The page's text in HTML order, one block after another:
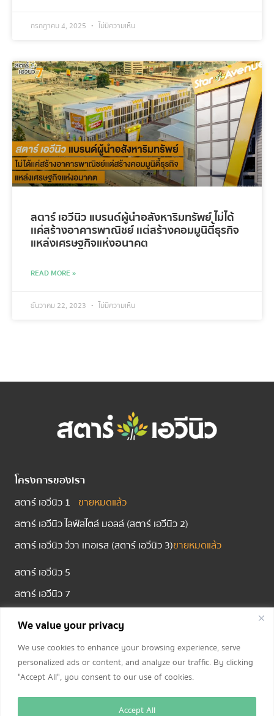
We value your privacy
We use cookies to enhance your browsing experience, serve
personalized ads or content, and analyze our traffic. By clicking
"Accept All", you consent to our use of cookies.
Accept All
กรกฎาคม 4, 2025 ไม่มีความเห็น
สตาร์ เอวีนิว แบรนด์ผู้นำอสังหาริมทรัพย์ ไม่ได้
เเค่สร้างอาคารพาณิชย์ เเต่สร้างคอมมูนิตี้ธุรกิจ
แหล่งเศรษฐกิจแห่งอนาคต
READ MORE »
ธันวาคม 22, 2023 ไม่มีความเห็น
โครงการของเรา
สตาร์ เอวีนิว 1 ขายหมดแล้ว
สตาร์ เอวีนิว ไลฟ์สไตล์ มอลล์ (สตาร์ เอวีนิว 2)
สตาร์ เอวีนิว วีวา เทอเรส (สตาร์ เอวีนิว 3)ขายหมดแล้ว
สตาร์ เอวีนิว 5
สตาร์ เอวีนิว 7
ติดต่อเรา
โทร.094 635 5589,080 495 1888
เวลาทำการ: ทุกวัน 09:00 – 18:00 น.